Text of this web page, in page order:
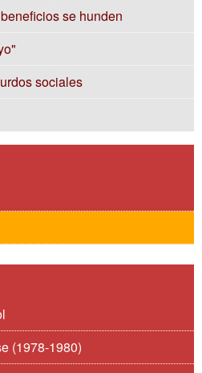
se hunden
sociales
(1978-1980)